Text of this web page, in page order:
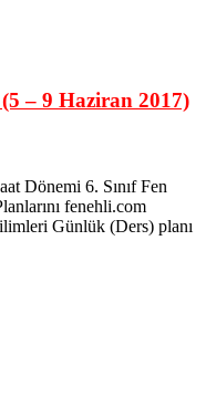
– 9 Haziran 2017)
Dönemi 6. Sınıf Fen
fenehli.com
Günlük (Ders) planı